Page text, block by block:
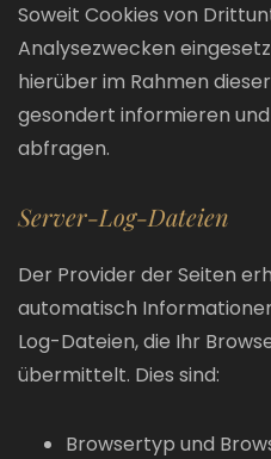
Soweit Cookies von
Analysezwecken
hierüber im Rahmen
gesondert informieren und
abfragen.
Server-Log-Dateien
Der Provider der Seiten
automatisch
Log-Dateien, die Ihr
übermittelt. Dies sind:
Browsertyp und